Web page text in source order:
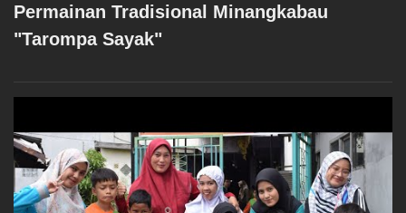
Permainan Tradisional Minangkabau
"Tarompa Sayak"